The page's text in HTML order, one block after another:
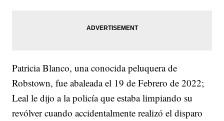
Patricia Blanco, una conocida peluquera de
Robstown, fue abaleada el 19 de Febrero de 2022;
Leal le dijo a la policía que estaba limpiando su
revólver cuando accidentalmente realizó el disparo